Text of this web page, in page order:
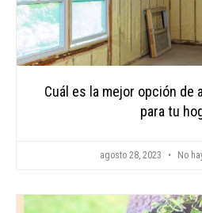
Cuál es la mejor opción
para tu
agosto 28, 2023 No